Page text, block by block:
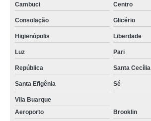
Cambuci Centro
Consolação Glicério
Higienópolis Liberdade
Luz Pari
República Santa Cecília
Santa Efigênia Sé
Vila Buarque
Aeroporto
Brooklin